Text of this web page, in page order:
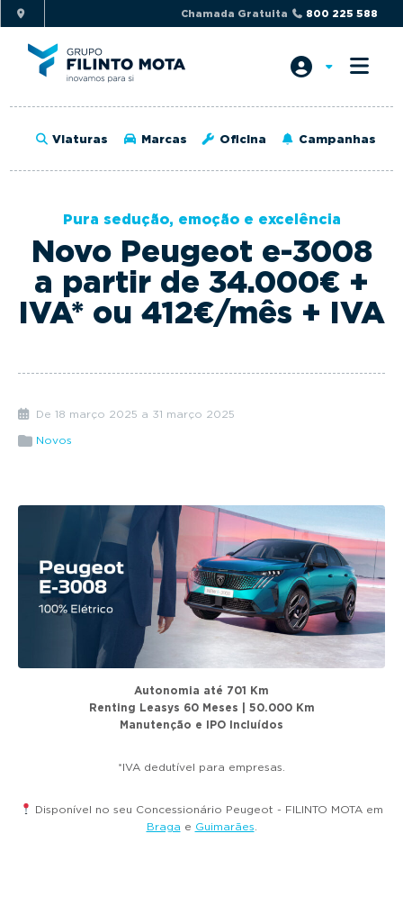
i
p
t
o
r
a
y
n
g
a
o
i
p
t
o
a
c
n
t
Chamada Gratuita 800 225 588
Viaturas Marcas Oficina Campanhas
Novo Peugeot e-3008
a partir de 34.000€ +
IVA* ou 412€/mês + IVA
Pura sedução, emoção e excelência
De 18 março 2025 a 31 março 2025
Novos
Autonomia até 701 Km
Renting Leasys 60 Meses | 50.000 Km
Manutenção e IPO Incluídos
*IVA dedutível para empresas.
Disponível no seu Concessionário Peugeot - FILINTO MOTA em
Braga e Guimarães.